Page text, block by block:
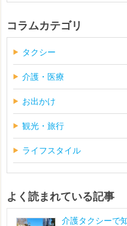
コラムカテゴリ
タクシー
介護・医療
お出かけ
観光・旅行
ライフスタイル
よく読まれている記事
介護タクシーで